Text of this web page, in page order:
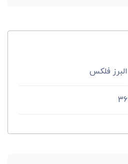
البرز فلکس
36